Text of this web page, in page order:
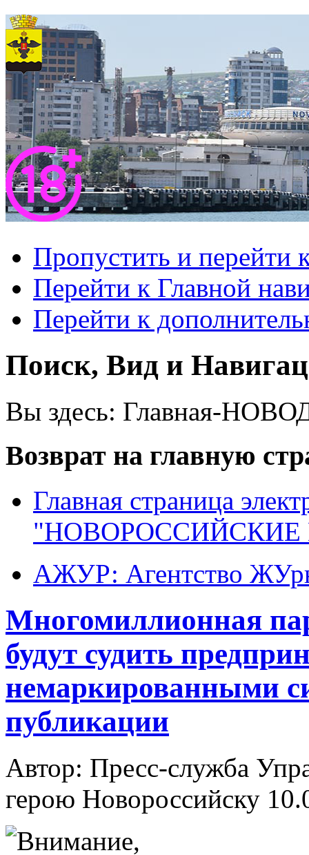
Пропустить и перейти
Перейти к Главной
Перейти к
Поиск, Вид и
Вы здесь: Главная-
Возврат на главную
Главная страница
"НОВОРОССИЙСКИЕ
АЖУР: Агентство
Многомиллионная
будут судить
немаркированными
публикации
Автор: Пресс-служба
герою Новороссийску